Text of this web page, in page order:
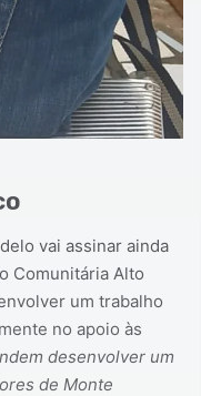
vai assinar ainda
Comunitária Alto
um trabalho
no apoio às
desenvolver um
de Monte